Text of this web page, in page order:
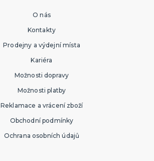
O nás
Kontakty
Prodejny a výdejní místa
Kariéra
Možnosti dopravy
Možnosti platby
Reklamace a vrácení zboží
Obchodní podmínky
Ochrana osobních údajů